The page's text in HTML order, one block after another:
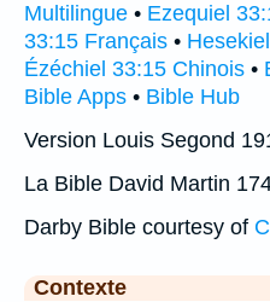
Multilingue • Ezequiel
33:15 Français •
Ézéchiel 33:15 Chinois •
Bible Apps • Bible Hub
Version Louis Segond
La Bible David Martin
Darby Bible courtesy of
Contexte